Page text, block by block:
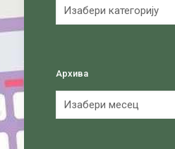
Архива